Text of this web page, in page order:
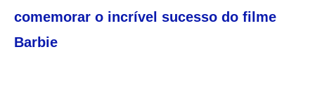
comemorar o incrível sucesso do filme
Barbie